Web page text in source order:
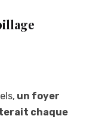
un foyer
chaque